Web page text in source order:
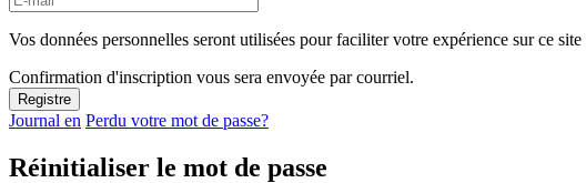
Vos données personnelles seront utilisées pour faciliter votre expérience sur ce
Confirmation d'inscription vous sera envoyée par courriel.
Journal en Perdu votre mot de passe?
Réinitialiser le mot de passe